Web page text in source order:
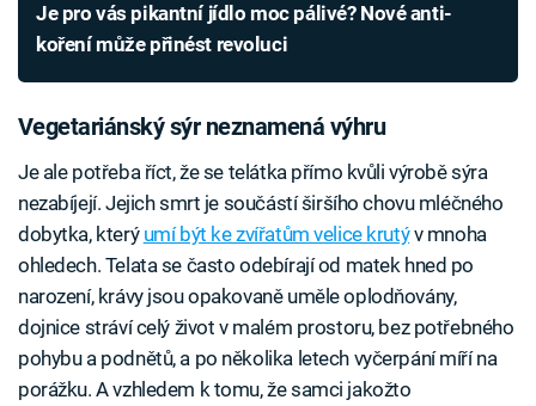
Je pro vás pikantní jídlo moc pálivé? Nové anti-
koření může přinést revoluci
Vegetariánský sýr neznamená výhru
Je ale potřeba říct, že se telátka přímo kvůli výrobě sýra
nezabíjejí. Jejich smrt je součástí širšího chovu mléčného
dobytka, který umí být ke zvířatům velice krutýv mnoha
ohledech. Telata se často odebírají od matek hned po
narození, krávy jsou opakovaně uměle oplodňovány,
dojnice stráví celý život v malém prostoru, bez potřebného
pohybu a podnětů, a po několika letech vyčerpání míří na
porážku. A vzhledem k tomu, že samci jakožto